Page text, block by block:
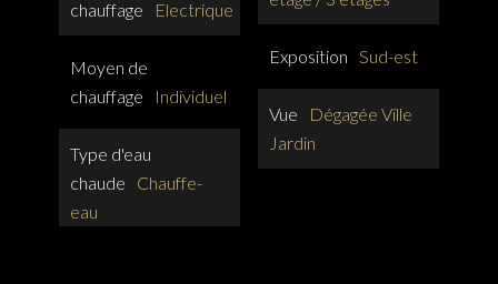
chauffage
Electrique
Moyen de
chauffage
Individuel
Type d'eau
chaude
Chauffe-
eau
Exposition Sud-est
Vue
Dégagée Ville
Jardin